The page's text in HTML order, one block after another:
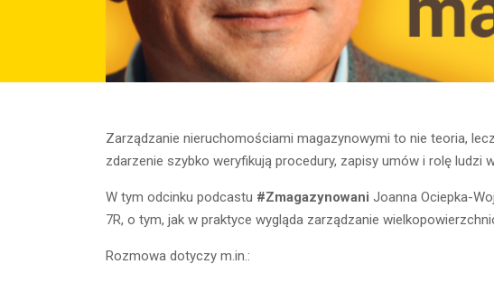
Zarządzanie nieruchomościami magazynowymi to nie teoria,
zdarzenie szybko weryfikują procedury, zapisy umów i rolę ludzi
W tym odcinku podcastu #Zmagazynowani Joanna Ociepka-
7R, o tym, jak w praktyce wygląda zarządzanie
Rozmowa dotyczy m.in.: